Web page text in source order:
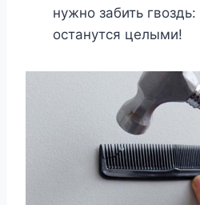
нужно забить
останутся целыми!